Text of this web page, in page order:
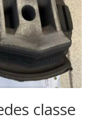
classe